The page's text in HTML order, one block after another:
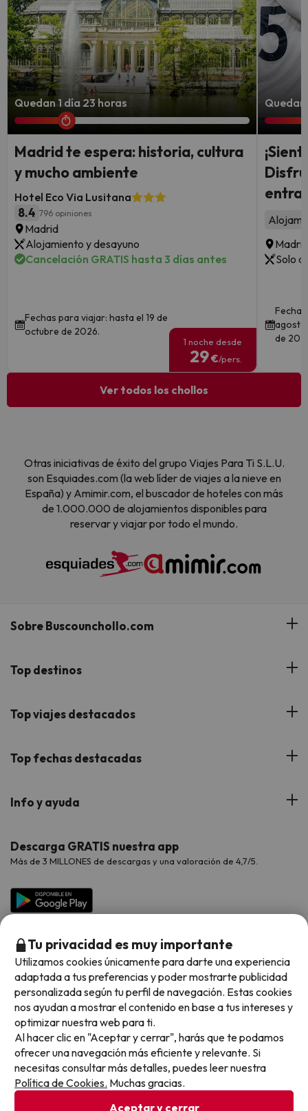
Quedan 1 día 23 horas
Madrid te espera: historia, cultura
y mucho ambiente
Hotel Eco Via Lusitana
8.4 796 opiniones
Madrid
Alojamiento y desayuno
Cancelación GRATIS hasta 3 días antes
Fechas para viajar: hasta el 19 de
octubre de 2026.
1 noche desde
29€/pers.
Quedan
Madrid
Solo
agosto
de
Ver todos los chollos
Otras iniciativas de éxito del grupo Viajes Para Ti S.L.U.
son Esquiades.com (la web líder de viajes a la nieve en
España) y Amimir.com, el buscador de hoteles con más
de 1.000.000 de alojamientos disponibles para
reservar y viajar por todo el mundo.
Sobre Buscounchollo.com
¿Quiénes somos?
Buscounchollo en los medios
Proveedores
Viajes para grupos
Top destinos
Hoteles Andalucía
Hoteles Cataluña
Hoteles Galicia
Hoteles Salou
Top viajes destacados
Viajes con Niños
Viajes de Novios
Chollos con Todo Incluido
Chollos en la playa
Hoteles con toboganes
Selección de la Newsletter
Los favoritos de nuestros clientes
Top fechas destacadas
Verano
Vacaciones en Agosto
Vacaciones en Octubre
Vacaciones en Noviembre
Info y ayuda
Contáctanos
Preguntas frecuentes
Descarga GRATIS nuestra app
Más de 3 MILLONES de descargas y una valoración de 4,7/5.
Métodos de pago disponibles
Condiciones generales
Tu privacidad es muy importante
Utilizamos cookies únicamente para darte una experiencia
adaptada a tus preferencias y poder mostrarte publicidad
personalizada según tu perfil de navegación. Estas cookies
nos ayudan a mostrar el contenido en base a tus intereses y
optimizar nuestra web para ti.
Al hacer clic en "Aceptar y cerrar", harás que te podamos
ofrecer una navegación más eficiente y relevante. Si
necesitas consultar más detalles, puedes leer nuestra
Política de Cookies. Muchas gracias.
Aceptar y cerrar